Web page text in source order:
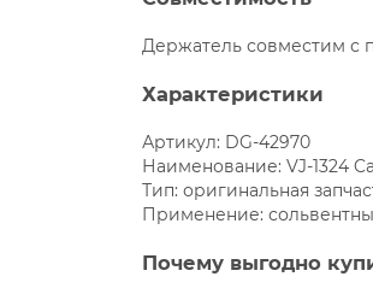
Держатель совместим с
Характеристики
Артикул: DG-42970
Наименование: VJ-1324
Тип: оригинальная
Применение:
Почему выгодно